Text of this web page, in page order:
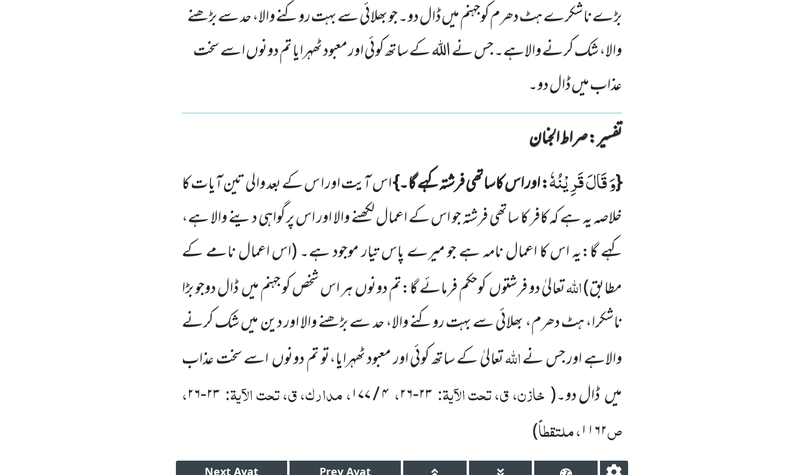
بڑے ناشکرے ہٹ دھرم کوجہنم میں ڈال دو۔ جو بھلائی سے بہت روکنے والا، حد سے بڑھنے
والا، شک کرنے والاہے۔ جس نے اللہ کے ساتھ کوئی اور معبود ٹھہرایا تم دونوں اسے سخت
عذاب میں ڈال دو۔
تفسیر : ‎صراط الجنان
{وَ قَالَ قَرِیْنُهٗ: اور اس کاساتھی فرشتہ کہے گا۔}اس آیت اور ا س کے بعد والی تین آیات کا
خلاصہ یہ ہے کہ کافر کا ساتھی فرشتہ جو اس کے اعمال لکھنے والا اور اس پر گواہی دینے والا ہے،
کہے گا:یہ اس کا اعمال نامہ ہے جو میرے پاس تیار موجود ہے۔(اس اعمال نامے کے
مطابق)اللہتعالیٰ دو فرشتوں کوحکم فرمائے گا:تم دونوں ہر اس شخص کو جہنم میں ڈال دوجو بڑا
ناشکرا، ہٹ دھرم، بھلائی سے بہت روکنے والا، حد سے بڑھنے والا اور دین میں شک کرنے
والاہے اور جس نےاللہتعالیٰ کے ساتھ کوئی اور معبود ٹھہرایا،تو تم دونوں اسے سخت عذاب
میں ڈال دو۔( خازن، ق، تحت الآیۃ: ۲۳-۲۶، ۴/۱۷۷، مدارک، ق، تحت الآیۃ: ۲۳-۲۶،
ص۱۱۶۲، ملتقطاً)
Next Ayat Prev Ayat